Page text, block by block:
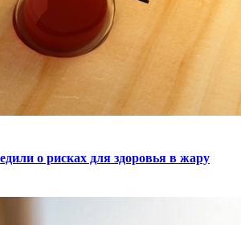
о рисках для здоровья в жару